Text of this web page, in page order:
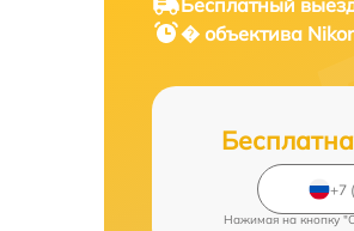
Бесплатный
� объектива
Нажимая на кнопку